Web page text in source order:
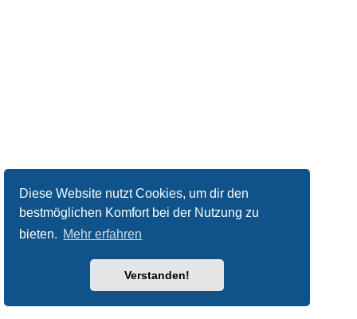
Diese Website nutzt Cookies, um dir den
bestmöglichen Komfort bei der Nutzung zu
bieten. Mehr erfahren
Verstanden!